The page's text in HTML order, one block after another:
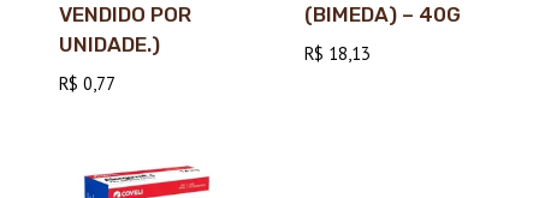
VENDIDO POR
UNIDADE.)
R$ 0,77
(BIMEDA) – 40G
R$ 18,13